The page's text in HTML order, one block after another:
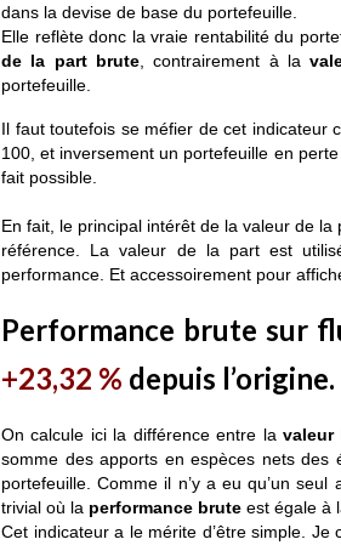
dans la devise de base du portefeuille.
Elle reflète donc la vraie rentabilité du
de la part brute , contrairement à la
portefeuille.
Il faut toutefois se méfier de cet indicateur
100, et inversement un portefeuille en
fait possible.
En fait, le principal intérêt de la valeur de la
référence. La valeur de la part est
performance. Et accessoirement pour
Performance brute sur
+23,32 % depuis l’origine.
On calcule ici la différence entre la valeur
somme des apports en espèces nets des
portefeuille. Comme il n’y a eu qu’un
trivial où la performance brute est égale à
Cet indicateur a le mérite d’être simple. Je